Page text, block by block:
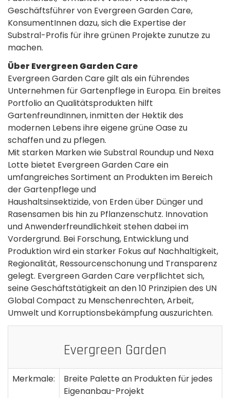
Geschäftsführer von Evergreen Garden Care,
KonsumentInnen dazu, sich die Expertise der
Substral-Profis für ihre grünen Projekte zunutze zu
machen.
Über Evergreen Garden Care
Evergreen Garden Care gilt als ein führendes
Unternehmen für Gartenpflege in Europa. Ein breites
Portfolio an Qualitätsprodukten hilft
GartenfreundInnen, inmitten der Hektik des
modernen Lebens ihre eigene grüne Oase zu
schaffen und zu pflegen.
Mit starken Marken wie Substral Roundup und Nexa
Lotte bietet Evergreen Garden Care ein
umfangreiches Sortiment an Produkten im Bereich
der Gartenpflege und
Haushaltsinsektizide, von Erden über Dünger und
Rasensamen bis hin zu Pflanzenschutz. Innovation
und Anwenderfreundlichkeit stehen dabei im
Vordergrund. Bei Forschung, Entwicklung und
Produktion wird ein starker Fokus auf Nachhaltigkeit,
Regionalität, Ressourcenschonung und Transparenz
gelegt. Evergreen Garden Care verpflichtet sich,
seine Geschäftstätigkeit an den 10 Prinzipien des UN
Global Compact zu Menschenrechten, Arbeit,
Umwelt und Korruptionsbekämpfung auszurichten.
Evergreen Garden
Merkmale:
Breite Palette an Produkten für jedes
Eigenanbau-Projekt